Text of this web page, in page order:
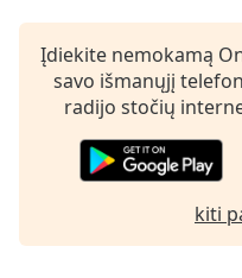
subtitles
settings
dialog
subtitles
selected
Įdiekite nemokamą
savo išmanųjį
radijo stočių
kiti